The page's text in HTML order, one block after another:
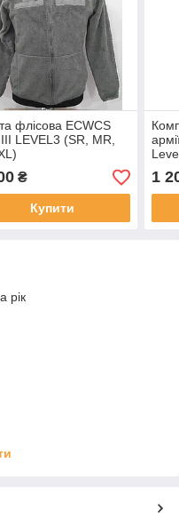
флісова ECWCS
LEVEL3 (SR, MR,
₴
Купити
1
рік